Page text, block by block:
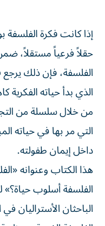
إذا كانت فكرة
حقلاً فرعياً مستقلاً،
الفلسفة، فإن ذلك
الذي بدأ حياته الفكرية
من خلال سلسلة من
التي مر بها في حياته
داخل إيمان طفولته.
هذا الكتاب وعنوانه
الفلسفة أسلوب حياة؟»
الباحثان الأستراليان